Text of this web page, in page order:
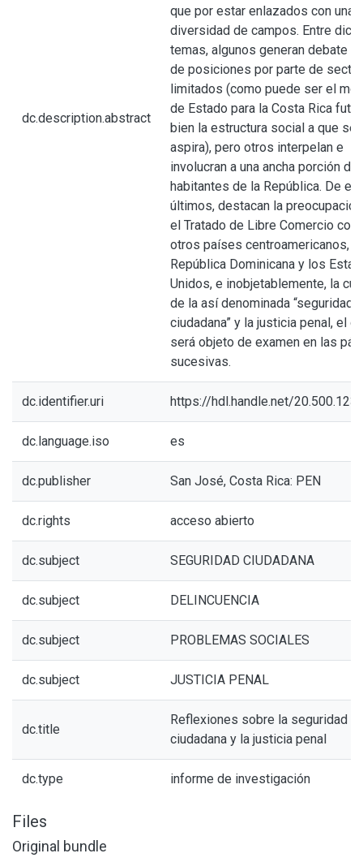
dc.description.abstract
que por estar enlazados con una
diversidad de campos. Entre
temas, algunos generan debate y
de posiciones por parte de
limitados (como puede ser el
de Estado para la Costa Rica
bien la estructura social a que se
aspira), pero otros interpelan e
involucran a una ancha porción de
habitantes de la República. De
últimos, destacan la
el Tratado de Libre Comercio con
otros países centroamericanos,
República Dominicana y los
Unidos, e inobjetablemente, la
de la así denominada “seguridad
ciudadana” y la justicia penal, el
será objeto de examen en las
sucesivas.
dc.identifier.uri https://hdl.handle.net/
dc.language.iso es
dc.publisher San José, Costa Rica: PEN
dc.rights acceso abierto
dc.subject SEGURIDAD CIUDADANA
dc.subject DELINCUENCIA
dc.subject PROBLEMAS SOCIALES
dc.subject JUSTICIA PENAL
dc.title
Reflexiones sobre la seguridad
ciudadana y la justicia penal
dc.type informe de investigación
Files
Original bundle